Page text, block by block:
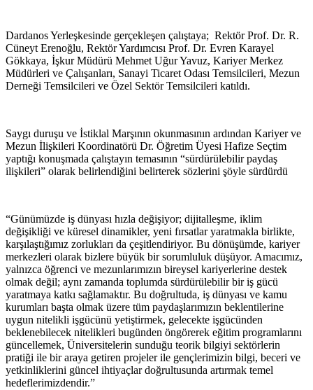
Dardanos Yerleşkesinde gerçekleşen çalıştaya; Rektör Prof. Dr. R.
Cüneyt Erenoğlu, Rektör Yardımcısı Prof. Dr. Evren Karayel
Gökkaya, İşkur Müdürü Mehmet Uğur Yavuz, Kariyer Merkez
Müdürleri ve Çalışanları, Sanayi Ticaret Odası Temsilcileri, Mezun
Derneği Temsilcileri ve Özel Sektör Temsilcileri katıldı.
Saygı duruşu ve İstiklal Marşının okunmasının ardından Kariyer ve
Mezun İlişkileri Koordinatörü Dr. Öğretim Üyesi Hafize Seçtim
yaptığı konuşmada çalıştayın temasının “sürdürülebilir paydaş
ilişkileri” olarak belirlendiğini belirterek sözlerini şöyle sürdürdü
“Günümüzde iş dünyası hızla değişiyor; dijitalleşme, iklim
değişikliği ve küresel dinamikler, yeni fırsatlar yaratmakla birlikte,
karşılaştığımız zorlukları da çeşitlendiriyor. Bu dönüşümde, kariyer
merkezleri olarak bizlere büyük bir sorumluluk düşüyor. Amacımız,
yalnızca öğrenci ve mezunlarımızın bireysel kariyerlerine destek
olmak değil; aynı zamanda toplumda sürdürülebilir bir iş gücü
yaratmaya katkı sağlamaktır. Bu doğrultuda, iş dünyası ve kamu
kurumları başta olmak üzere tüm paydaşlarımızın beklentilerine
uygun nitelikli işgücünü yetiştirmek, gelecekte işgücünden
beklenebilecek nitelikleri bugünden öngörerek eğitim programlarını
güncellemek, Üniversitelerin sunduğu teorik bilgiyi sektörlerin
pratiği ile bir araya getiren projeler ile gençlerimizin bilgi, beceri ve
yetkinliklerini güncel ihtiyaçlar doğrultusunda artırmak temel
hedeflerimizdendir.”